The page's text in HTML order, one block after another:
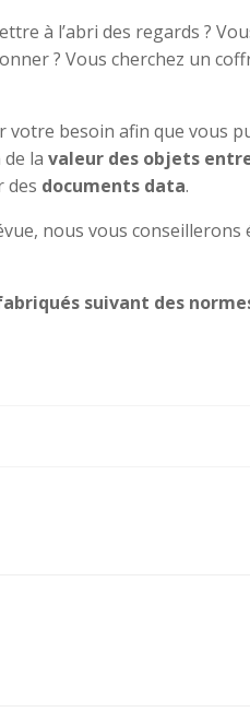
à l’abri des regards ?
? Vous cherchez un
besoin afin que vous
la valeur des objets
des documents data.
nous vous
suivant des